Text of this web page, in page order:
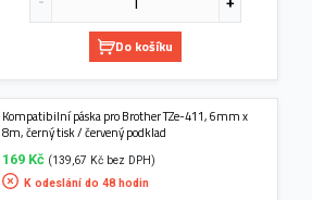
Do košíku
Kompatibilní páska pro Brother TZe-411, 6mm x
8m, černý tisk / červený podklad
169 Kč (139,67 Kč bez DPH)
K odeslání do 48 hodin